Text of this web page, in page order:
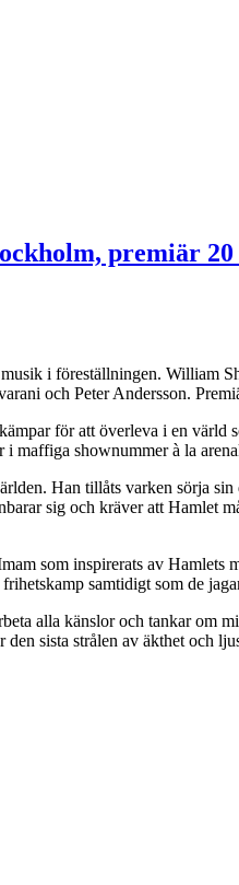
premiär
i föreställningen. William
och Peter Andersson.
för att överleva i en
shownummer à la
Han tillåts varken sörja
sig och kräver att Hamlet
som inspirerats av
samtidigt som de
alla känslor och tankar om
sista strålen av äkthet